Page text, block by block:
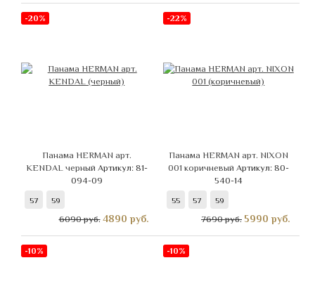
-20%
Панама HERMAN арт.
KENDAL черный Артикул: 81-
094-09
57 59
6090 руб. 4890 руб.
-22%
Панама HERMAN арт. NIXON
001 коричневый Артикул: 80-
540-14
55 57 59
7690 руб. 5990 руб.
-10% -10%